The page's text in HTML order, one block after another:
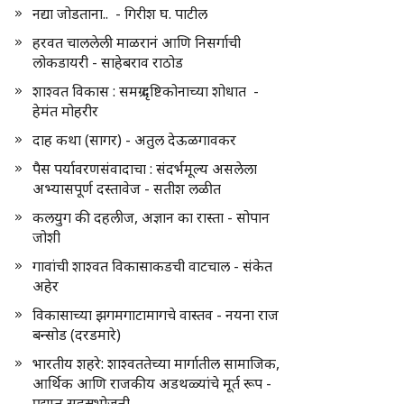
नद्या जोडताना.. - गिरीश घ. पाटील
हरवत चाललेली माळरानं आणि निसर्गाची
लोकडायरी - साहेबराव राठोड
शाश्वत विकास : समग्र दृष्टिकोनाच्या शोधात -
हेमंत मोहरीर
दाह कथा (सागर) - अतुल देऊळगावकर
पैस पर्यावरणसंवादाचा : संदर्भमूल्य असलेला
अभ्यासपूर्ण दस्तावेज - सतीश लळीत
कलयुग की दहलीज, अज्ञान का रास्ता - सोपान
जोशी
गावांची शाश्वत विकासाकडची वाटचाल - संकेत
अहेर
विकासाच्या झगमगाटामागचे वास्तव - नयना राज
बन्सोड (दरडमारे)
भारतीय शहरे: शाश्वततेच्या मार्गातील सामाजिक,
आर्थिक आणि राजकीय अडथळ्यांचे मूर्त रूप -